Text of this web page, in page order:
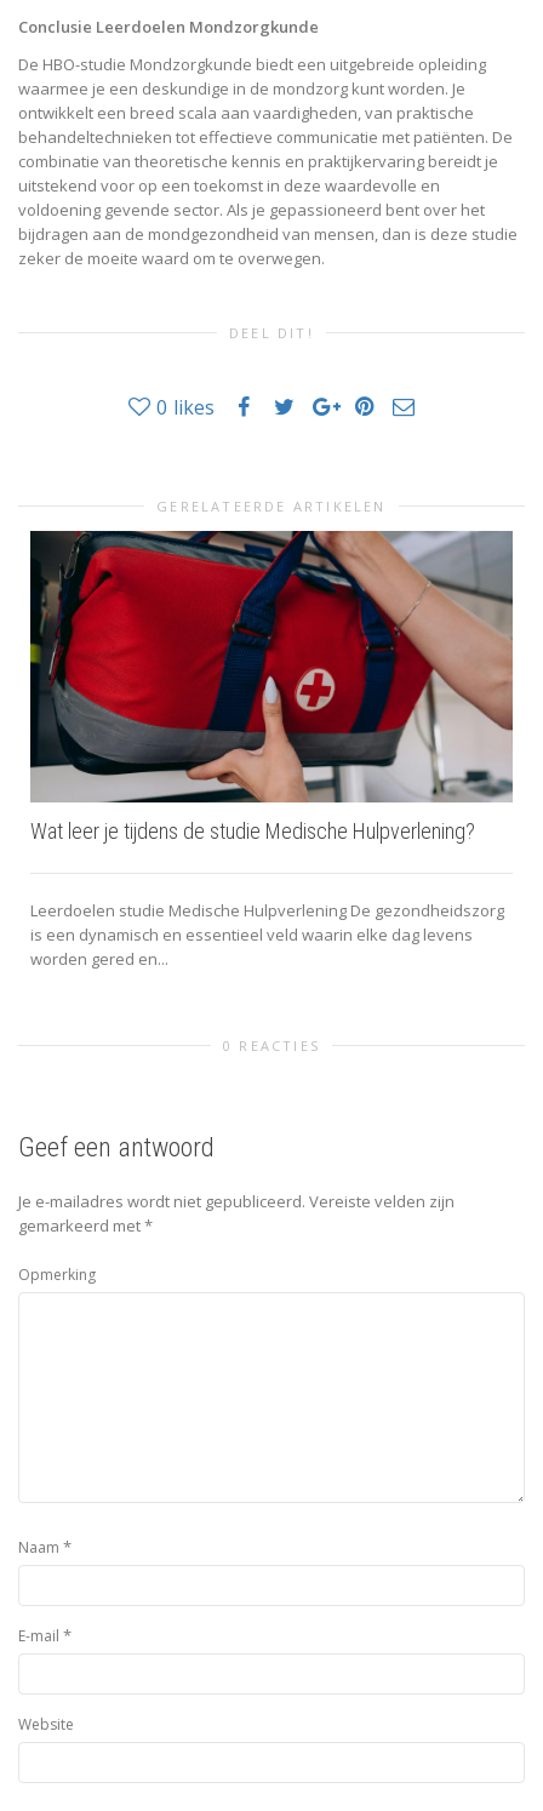
Conclusie Leerdoelen Mondzorgkunde
De HBO-studie Mondzorgkunde biedt een uitgebreide opleiding
waarmee je een deskundige in de mondzorg kunt worden. Je
ontwikkelt een breed scala aan vaardigheden, van praktische
behandeltechnieken tot effectieve communicatie met patiënten. De
combinatie van theoretische kennis en praktijkervaring bereidt je
uitstekend voor op een toekomst in deze waardevolle en
voldoening gevende sector. Als je gepassioneerd bent over het
bijdragen aan de mondgezondheid van mensen, dan is deze studie
zeker de moeite waard om te overwegen.
DEEL DIT!
0 likes
GERELATEERDE ARTIKELEN
Wat leer je tijdens de studie Medische Hulpverlening?
Leerdoelen studie Medische Hulpverlening De gezondheidszorg
is een dynamisch en essentieel veld waarin elke dag levens
worden gered en...
0 REACTIES
Geef een antwoord
Je e-mailadres wordt niet gepubliceerd. Vereiste velden zijn
gemarkeerd met*
Opmerking
Naam *
E-mail *
Website